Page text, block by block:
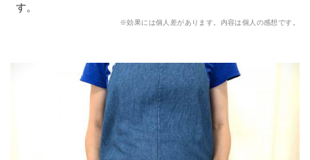
す。
※効果には個人差があります。内容は個人の感想です。